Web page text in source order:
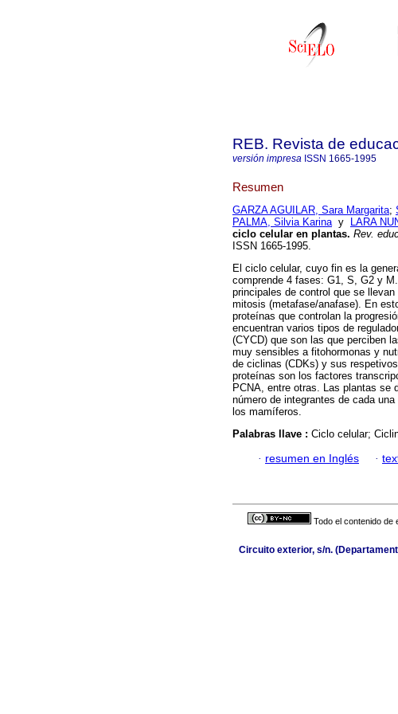
REB. Revista de
versión impresa ISSN 1665-1995
Resumen
GARZA AGUILAR, Sara Margarita;
PALMA, Silvia Karinay LARA
ciclo celular en plantas. Rev.
ISSN 1665-1995.
El ciclo celular, cuyo fin es la
comprende 4 fases: G1, S, G2 y
principales de control que se
mitosis (metafase/anafase). En
proteínas que controlan la
encuentran varios tipos de
(CYCD) que son las que perciben
muy sensibles a fitohormonas y
de ciclinas (CDKs) y sus
proteínas son los factores
PCNA, entre otras. Las plantas se
número de integrantes de cada
los mamíferos.
Palabras llave : Ciclo celular;
· resumen en Inglés ·
Todo el contenido de
Circuito exterior, s/n.